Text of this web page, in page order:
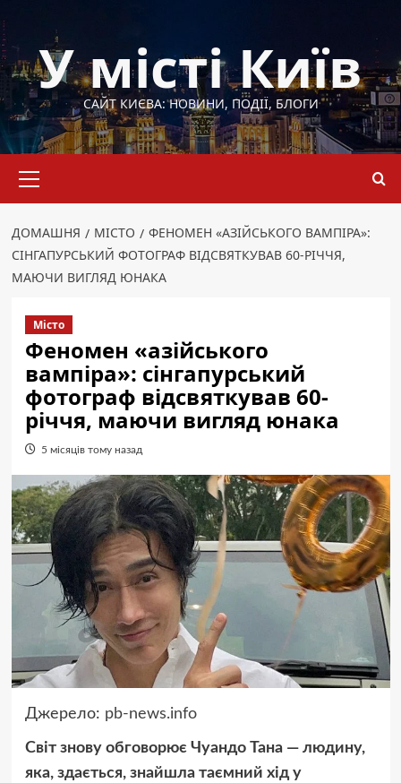
до
вмістуУ місті Київ
САЙТ КИЄВА: НОВИНИ, ПОДІЇ, БЛОГИ
меню
ДОМАШНЯ МІСТО
ФЕНОМЕН «АЗІЙСЬКОГО ВАМПІРА»:
СІНГАПУРСЬКИЙ ФОТОГРАФ ВІДСВЯТКУВАВ 60-РІЧЧЯ,
МАЮЧИ ВИГЛЯД ЮНАКА
Місто
Феномен «азійського
вампіра»: сінгапурський
фотограф відсвяткував 60-
річчя, маючи вигляд юнака
5 місяців тому назад
Джерело: pb-news.info
Світ знову обговорює Чуандо Тана — людину,
яка, здається, знайшла таємний хід у